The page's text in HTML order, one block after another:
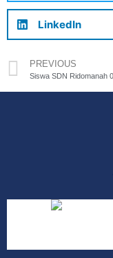
LinkedIn
PREVIOUS